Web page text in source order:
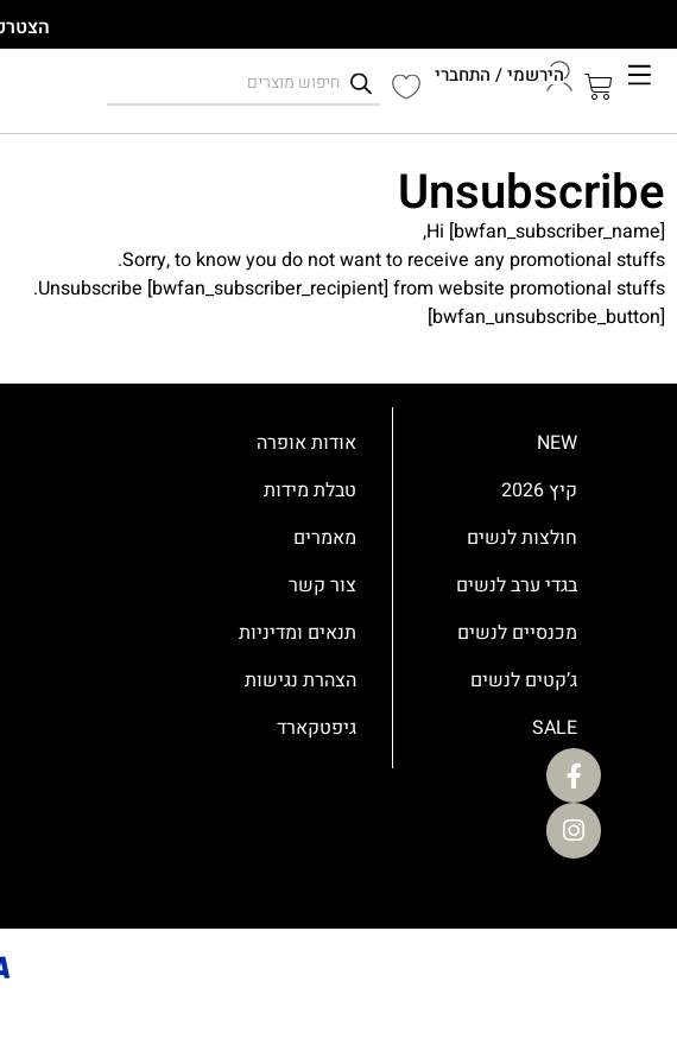
הירשמי / התחברי
Unsubscribe
Hi [bwfan_subscriber_name],
Sorry, to know you do not want to receive any promotional stuffs.
Unsubscribe [bwfan_subscriber_recipient] from website promotional stuffs.
[bwfan_unsubscribe_button]
NEW
קיץ 2026
חולצות לנשים
בגדי ערב לנשים
מכנסיים לנשים
ג’קטים לנשים
SALE
אודות אופרה
טבלת מידות
מאמרים
צור קשר
תנאים ומדיניות
הצהרת נגישות
גיפטקארד